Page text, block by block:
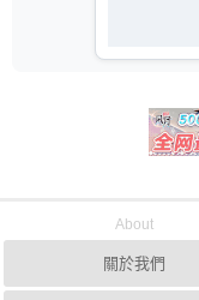
About
關於我們